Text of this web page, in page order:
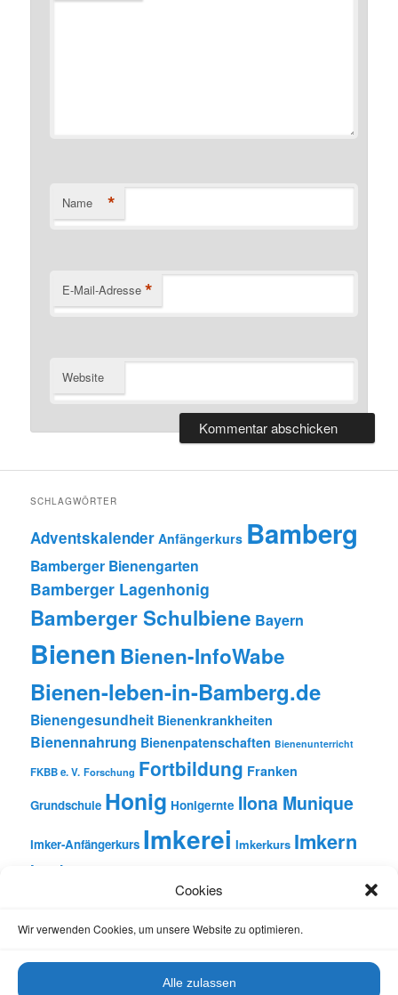
Cookies
Wir verwenden Cookies, um unsere Website zu optimieren.
Alle zulassen
Name *
E-Mail-Adresse *
Website
SCHLAGWÖRTER
Adventskalender Anfängerkurs Bamberg
Bamberger Bienengarten
Bamberger Lagenhonig
Bamberger Schulbiene Bayern
Bienen Bienen-InfoWabe
Bienen-leben-in-Bamberg.de
Bienengesundheit Bienenkrankheiten
Bienennahrung Bienenpatenschaften Bienenunterricht
FKBB e. V. Forschung Fortbildung Franken
Grundschule Honig Honigernte Ilona Munique
Imker-Anfängerkurs Imkerei Imkerkurs Imkern
Insekten
Natur Oberfranken
Unterricht
Vortrag Wachs